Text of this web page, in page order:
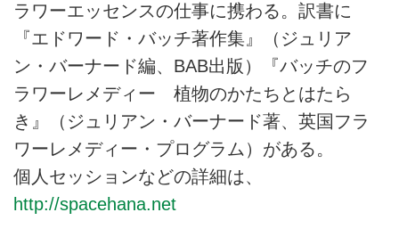
ラワーエッセンスの仕事に携わる。訳書に
『エドワード・バッチ著作集』（ジュリア
ン・バーナード編、BAB出版）『バッチのフ
ラワーレメディー 植物のかたちとはたら
き』（ジュリアン・バーナード著、英国フラ
ワーレメディー・プログラム）がある。
個人セッションなどの詳細は、
http://spacehana.net